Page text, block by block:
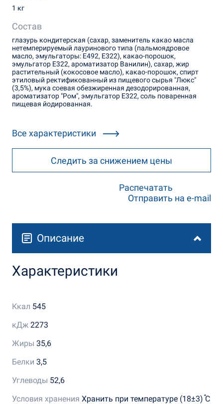
1 кг
Состав
глазурь кондитерская (сахар, заменитель какао масла
нетемперируемый лауринового типа (пальмоядровое
масло, эмульгаторы: Е492, Е322), какао-порошок,
эмульгатор Е322, ароматизатор Ванилин), сахар, жир
растительный (кокосовое масло), какао-порошок, спирт
этиловый ректификованный из пищевого сырья "Люкс"
(3,5%), мука соевая обезжиренная дезодорированная,
ароматизатор "Ром", эмульгатор Е322, соль поваренная
пищевая йодированная.
Все характеристики
Следить за снижением цены
Распечатать
Отправить на e-mail
Описание
Характеристики
Ккал 545
кДж 2273
Жиры 35,6
Белки 3,5
Углеводы 52,6
Условия хранения Хранить при температуре (18±3) ֯С